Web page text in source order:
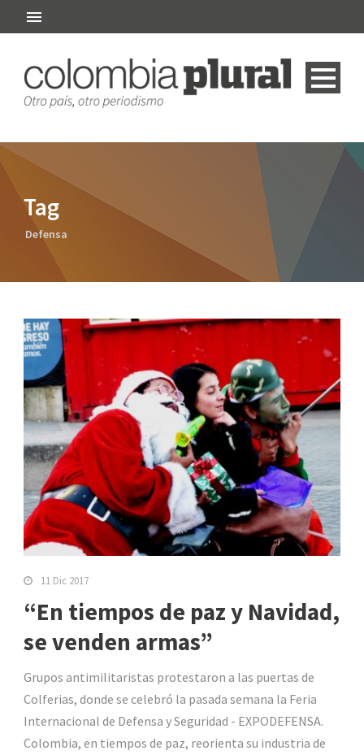
Tag
Defensa
11 Dic 2017
“En tiempos de paz y Navidad,
se venden armas”
Grupos antimilitaristas protestaron a las puertas de
Colferias, donde se celebró la pasada semana la Feria
Internacional de Defensa y Seguridad - EXPODEFENSA.
Colombia, en tiempos de paz, reorienta su industria de